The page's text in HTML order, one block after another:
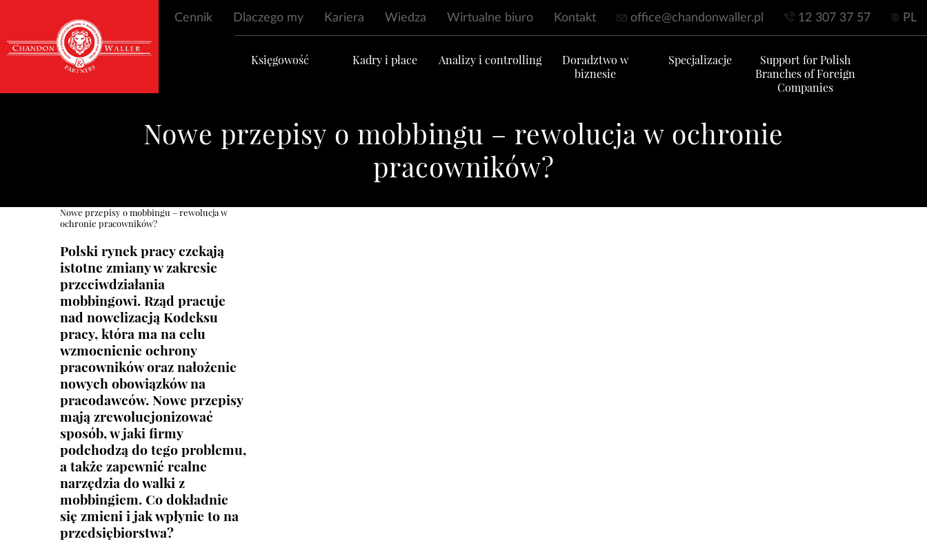
Cennik Dlaczego my Kariera Wiedza Wirtualne biuro Kontakt office@chandonwaller.pl 12 307 37 57 PL
Księgowość Kadry i płace Analizy i controlling
Doradztwo w
biznesie
Specjalizacje
Support for Polish
Branches of Foreign
Companies
Nowe przepisy o mobbingu – rewolucja w ochronie
pracowników?
Nowe przepisy o mobbingu – rewolucja w
ochronie pracowników?
Polski rynek pracy czekają
istotne zmiany w zakresie
przeciwdziałania
mobbingowi. Rząd pracuje
nad nowelizacją Kodeksu
pracy, która ma na celu
wzmocnienie ochrony
pracowników oraz nałożenie
nowych obowiązków na
pracodawców. Nowe przepisy
mają zrewolucjonizować
sposób, w jaki firmy
podchodzą do tego problemu,
a także zapewnić realne
narzędzia do walki z
mobbingiem. Co dokładnie
się zmieni i jak wpłynie to na
przedsiębiorstwa?